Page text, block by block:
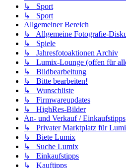
↳ Sport
↳ Sport
Allgemeiner Bereich
↳ Allgemeine Fotografie-
↳ Spiele
↳ Jahresfotoaktionen Archiv
↳ Lumix-Lounge (offen für
↳ Bildbearbeitung
↳ Bitte bearbeiten!
↳ Wunschliste
↳ Firmwareupdates
↳ HighRes-Bilder
An- und Verkauf / Einkaufstipps
↳ Privater Marktplatz für
↳ Biete Lumix
↳ Suche Lumix
↳ Einkaufstipps
↳ Kauftipps